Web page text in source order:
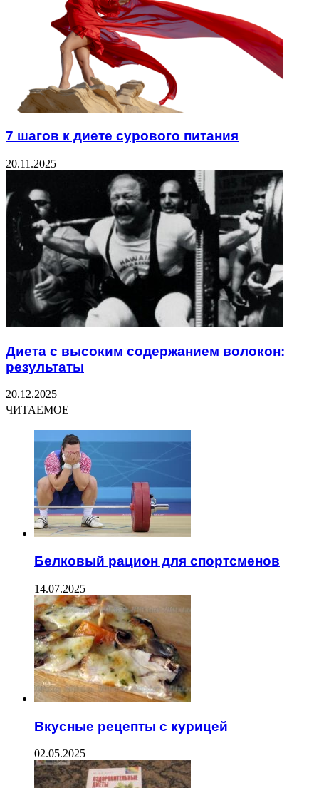
7 шагов к диете сурового питания
20.11.2025
Диета с высоким содержанием волокон:
результаты
20.12.2025
ЧИТАЕМОЕ
Белковый рацион для спортсменов
14.07.2025
Вкусные рецепты с курицей
02.05.2025